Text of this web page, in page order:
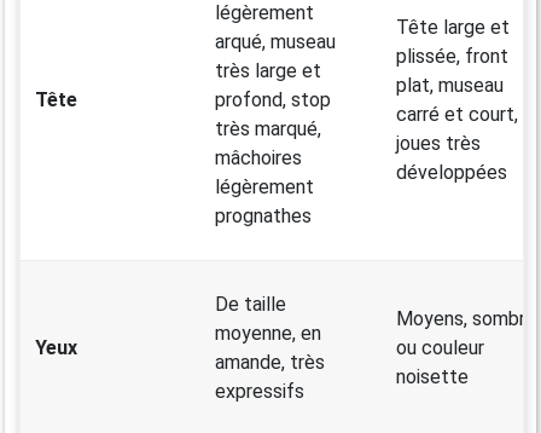
Tête
légèrement
arqué, museau
très large et
profond, stop
très marqué,
mâchoires
légèrement
prognathes
Tête large et
plissée, front
plat, museau
carré et court,
joues très
développées
Yeux
De taille
moyenne, en
amande, très
expressifs
Moyens,
ou couleur
noisette